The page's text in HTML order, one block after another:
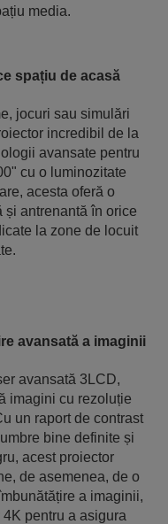
media.
spațiu de acasă
jocuri sau simulări
incredibil de la
avansate pentru
cu o luminozitate
acesta oferă o
și antrenantă în orice
la zone de locuit
avansată a imaginii
avansată 3LCD,
imagini cu rezoluție
un raport de contrast
bine definite și
acest proiector
de asemenea, de o
a imaginii,
pentru a asigura